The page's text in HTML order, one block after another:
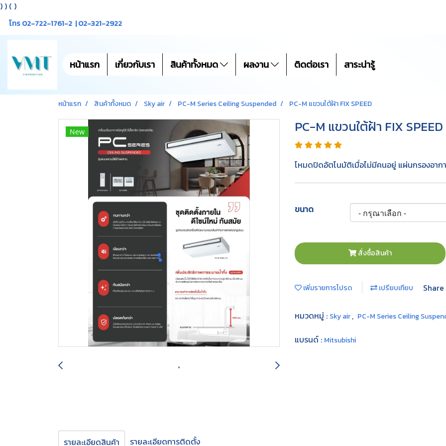
) ) ( )
โทร 02-722-1761-2 | 02-321-2922
หน้าแรก เกี่ยวกับเรา สินค้าทั้งหมด ผลงาน ติดต่อเรา สาระน่ารู้
หน้าแรก สินค้าทั้งหมด Sky air PC-M Series Ceiling Suspended PC-M แขวนใต้ฝ้า FIX SPEED
New PC-M แขวนใต้ฝ้า FIX SPEED
โหมดปิดอัตโนมัติเมื่อไม่มีคนอยู่ แผ่นกรองอาก
ขนาด
สั่งซื้อสินค้า
เพิ่มรายการโปรด เปรียบเทียบ Share
หมวดหมู่ : Sky air, PC-M Series Ceiling
แบรนด์ : Mitsubishi
รายละเอียดสินค้า รายละเอียดการติดตั้ง